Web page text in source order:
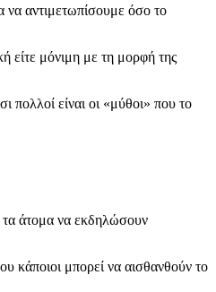
να αντιμετωπίσουμε όσο το
είτε μόνιμη με τη μορφή της
είναι οι «μύθοι» που το
τα άτομα να εκδηλώσουν
κάποιοι μπορεί να αισθανθούν το